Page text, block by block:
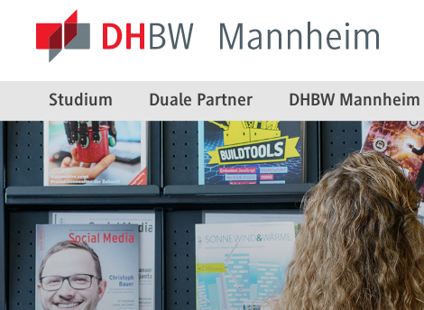
Studium Duale Partner DHBW Mannheim